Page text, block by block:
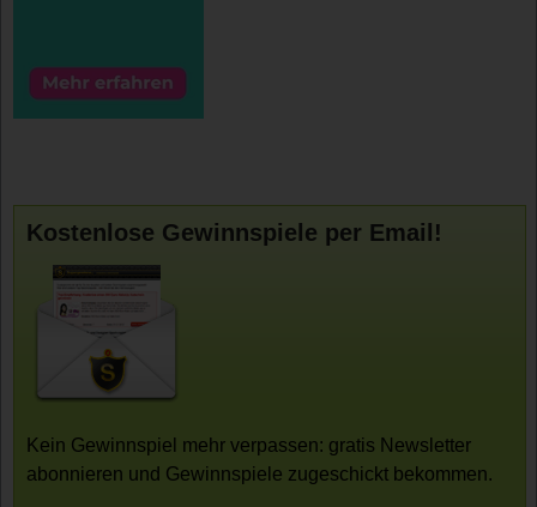
Kostenlose Gewinnspiele per Email!
Kein Gewinnspiel mehr verpassen: gratis Newsletter
abonnieren und Gewinnspiele zugeschickt bekommen.